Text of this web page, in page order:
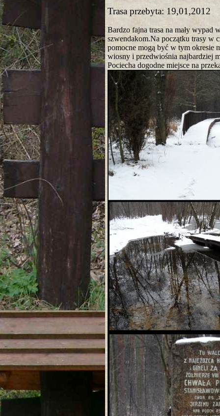
Trasa przebyta: 19,01,2012
Bardzo fajna trasa na mały wypad
szwendakom.Na początku trasy w
pomocne mogą być w tym okresie
wiosny i przedwiośnia najbardziej
Pociecha dogodne miejsce na